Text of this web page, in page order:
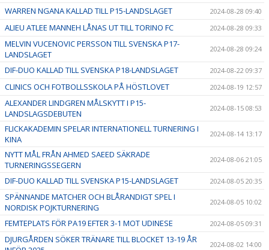
WARREN NGANA KALLAD TILL P15-LANDSLAGET 2024-08-28 09:40
ALIEU ATLEE MANNEH LÅNAS UT TILL TORINO FC 2024-08-28 09:33
MELVIN VUCENOVIC PERSSON TILL SVENSKA P17-
LANDSLAGET
2024-08-28 09:24
DIF-DUO KALLAD TILL SVENSKA P18-LANDSLAGET 2024-08-22 09:37
CLINICS OCH FOTBOLLSSKOLA PÅ HÖSTLOVET 2024-08-19 12:57
ALEXANDER LINDGREN MÅLSKYTT I P15-
LANDSLAGSDEBUTEN
2024-08-15 08:53
FLICKAKADEMIN SPELAR INTERNATIONELL TURNERING I
KINA
2024-08-14 13:17
NYTT MÅL FRÅN AHMED SAEED SÄKRADE
TURNERINGSSEGERN
2024-08-06 21:05
DIF-DUO KALLAD TILL SVENSKA P15-LANDSLAGET 2024-08-05 20:35
SPÄNNANDE MATCHER OCH BLÅRANDIGT SPEL I
NORDISK POJKTURNERING
2024-08-05 10:02
FEMTEPLATS FÖR PA19 EFTER 3-1 MOT UDINESE 2024-08-05 09:31
DJURGÅRDEN SÖKER TRÄNARE TILL BLOCKET 13-19 ÅR
2024-08-02 14:00